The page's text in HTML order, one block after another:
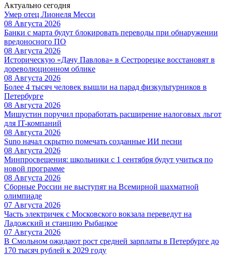
Актуально сегодня
Умер отец Лионеля Месси
08 Августа 2026
Банки с марта будут блокировать переводы при обнаружении
вредоносного ПО
08 Августа 2026
Историческую «Дачу Павлова» в Сестрорецке восстановят в
дореволюционном облике
08 Августа 2026
Более 4 тысяч человек вышли на парад физкультурников в
Петербурге
08 Августа 2026
Мишустин поручил проработать расширение налоговых льгот
для IT-компаний
08 Августа 2026
Suno начал скрытно помечать созданные ИИ песни
08 Августа 2026
Минпросвещения: школьники с 1 сентября будут учиться по
новой программе
08 Августа 2026
Сборные России не выступят на Всемирной шахматной
олимпиаде
07 Августа 2026
Часть электричек с Московского вокзала переведут на
Ладожский и станцию Рыбацкое
07 Августа 2026
В Смольном ожидают рост средней зарплаты в Петербурге до
170 тысяч рублей к 2029 году